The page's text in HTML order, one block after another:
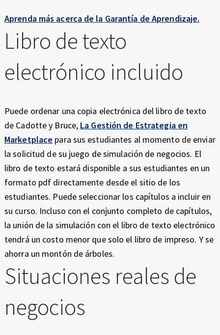
Aprenda más acerca de la Garantía de Aprendizaje.
Libro de texto
electrónico incluido
Puede ordenar una copia electrónica del libro de texto
de Cadotte y Bruce, La Gestión de Estrategia en
Marketplace para sus estudiantes al momento de enviar
la solicitud de su juego de simulación de negocios. El
libro de texto estará disponible a sus estudiantes en un
formato pdf directamente desde el sitio de los
estudiantes. Puede seleccionar los capítulos a incluir en
su curso. Incluso con el conjunto completo de capítulos,
la unión de la simulación con el libro de texto electrónico
tendrá un costo menor que solo el libro de impreso. Y se
ahorra un montón de árboles.
Situaciones reales de
negocios